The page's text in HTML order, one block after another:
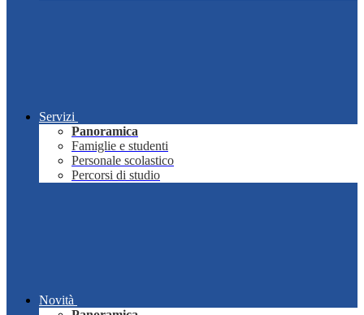
Servizi
Panoramica
Famiglie e studenti
Personale scolastico
Percorsi di studio
Novità